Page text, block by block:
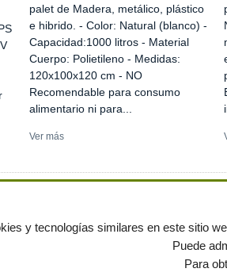
palet de Madera, metálico, plástico
e hibrido. - Color: Natural (blanco) -
Capacidad:1000 litros - Material
Cuerpo: Polietileno - Medidas:
120x100x120 cm - NO
Recomendable para consumo
alimentario ni para...
Ver más
© residuos.com - Todos los derechos reservados-
y tecnologías similares en este sitio
Puede
Para